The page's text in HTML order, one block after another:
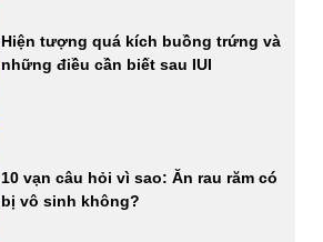
Hiện tượng quá kích buồng trứng và
những điều cần biết sau IUI
10 vạn câu hỏi vì sao: Ăn rau răm có
bị vô sinh không?